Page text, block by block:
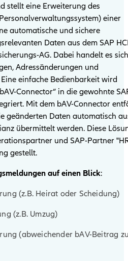
stellt eine Erweiterung des
einer
automatische und sichere
Daten aus dem SAP
AG. Dabei handelt es sich
Adressänderungen und
Eine einfache Bedienbarkeit wird
Connector“ in die gewohnte
Mit dem bAV-Connector
geänderten Daten automatisch
übermittelt werden. Diese
und SAP-Partner
gestellt.
auf einen Blick:
(z.B. Heirat oder Scheidung)
(z.B. Umzug)
(abweichender bAV-Beitrag